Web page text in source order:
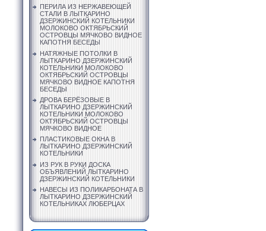
ПЕРИЛА ИЗ НЕРЖАВЕЮЩЕЙ
СТАЛИ В ЛЫТКАРИНО
ДЗЕРЖИНСКИЙ КОТЕЛЬНИКИ
МОЛОКОВО ОКТЯБРЬСКИЙ
ОСТРОВЦЫ МЯЧКОВО ВИДНОЕ
КАПОТНЯ БЕСЕДЫ
НАТЯЖНЫЕ ПОТОЛКИ В
ЛЫТКАРИНО ДЗЕРЖИНСКИЙ
КОТЕЛЬНИКИ МОЛОКОВО
ОКТЯБРЬСКИЙ ОСТРОВЦЫ
МЯЧКОВО ВИДНОЕ КАПОТНЯ
БЕСЕДЫ
ДРОВА БЕРЁЗОВЫЕ В
ЛЫТКАРИНО ДЗЕРЖИНСКИЙ
КОТЕЛЬНИКИ МОЛОКОВО
ОКТЯБРЬСКИЙ ОСТРОВЦЫ
МЯЧКОВО ВИДНОЕ
ПЛАСТИКОВЫЕ ОКНА В
ЛЫТКАРИНО ДЗЕРЖИНСКИЙ
КОТЕЛЬНИКИ
ИЗ РУК В РУКИ ДОСКА
ОБЪЯВЛЕНИЙ ЛЫТКАРИНО
ДЗЕРЖИНСКИЙ КОТЕЛЬНИКИ
НАВЕСЫ ИЗ ПОЛИКАРБОНАТА В
ЛЫТКАРИНО ДЗЕРЖИНСКИЙ
КОТЕЛЬНИКАХ ЛЮБЕРЦАХ